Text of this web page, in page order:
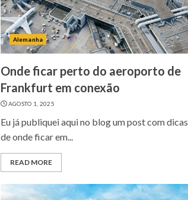
Alemanha
Onde ficar perto do aeroporto de
Frankfurt em conexão
AGOSTO 1, 2025
Eu já publiquei aqui no blog um post com dicas
de onde ficar em...
READ MORE